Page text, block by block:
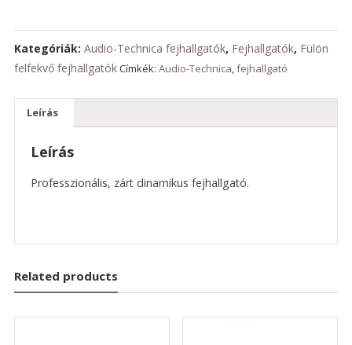
Kategóriák: Audio-Technica fejhallgatók, Fejhallgatók, Fülön
felfekvő fejhallgatókCímkék: Audio-Technica,fejhallgató
Leírás
Leírás
Professzionális, zárt dinamikus fejhallgató.
Related products